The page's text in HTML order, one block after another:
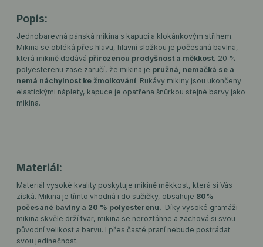
Popis:
Jednobarevná pánská mikina s kapucí a klokánkovým střihem.
Mikina se obléká přes hlavu, hlavní složkou je počesaná bavlna,
která mikině dodává přirozenou prodyšnost a měkkost. 20 %
polyesterenu zase zaručí, že mikina je pružná, nemačká se a
nemá náchylnost ke žmolkování. Rukávy mikiny jsou ukončeny
elastickými náplety, kapuce je opatřena šnůrkou stejné barvy jako
mikina.
Materiál:
Materiál vysoké kvality poskytuje mikině měkkost, která si Vás
získá. Mikina je tímto vhodná i do sučičky, obsahuje 80%
počesané bavlny a 20 % polyesterenu. Díky vysoké gramáži
mikina skvěle drží tvar, mikina se neroztáhne a zachová si svou
původní velikost a barvu. I přes časté praní nebude postrádat
svou jedinečnost.